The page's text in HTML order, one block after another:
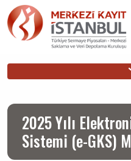
Ana
içeriğe
atla
ÜYELİK
İşlemleri
Ana
gezinti
Sidebar
2025 Yılı
Sistemi (e-GKS)